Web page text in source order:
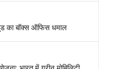
का बॉक्स ऑफिस धमाल